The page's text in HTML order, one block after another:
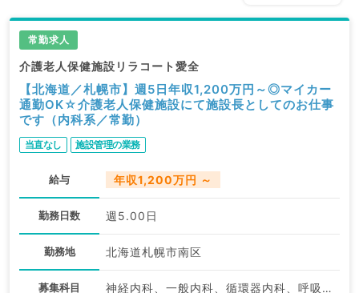
常勤求人
介護老人保健施設リラコート愛全
【北海道／札幌市】週5日年収1,200万円～◎マイカー
通勤OK☆介護老人保健施設にて施設長としてのお仕事
です（内科系／常勤）
当直なし 施設管理の業務
給与 年収1,200万円 ～
勤務日数 週5.00日
勤務地 北海道札幌市南区
募集科目 神経内科、一般内科、循環器内科、呼吸器内科、消化器内科、内分泌・代謝内科、腎臓内科、老年内科、血液内科、膠原病科